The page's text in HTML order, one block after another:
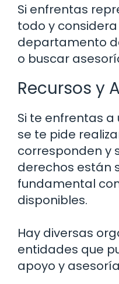
Si enfrentas
todo y
departamento
o buscar
Recursos y
Si te enfrentas
se te pide
corresponden y
derechos están
fundamental
disponibles.
Hay diversas
entidades que
apoyo y